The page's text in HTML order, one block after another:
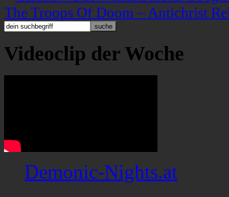
The Troops Of Doom – Antichrist
Videoclip der Woche
Demonic-Nights.at